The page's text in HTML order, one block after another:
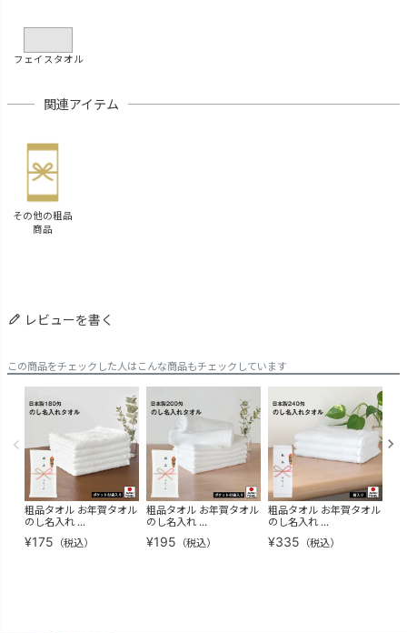
フェイスタオル
関連アイテム
その他の粗品
商品
レビューを書く
この商品をチェックした人はこんな商品もチェックしています
粗品タオル お年賀タオル
のし名入れ ...
¥175 （税込）
粗品タオル お年賀タオル
のし名入れ ...
¥195 （税込）
粗品タオル お年賀タオル
のし名入れ ...
¥335 （税込）